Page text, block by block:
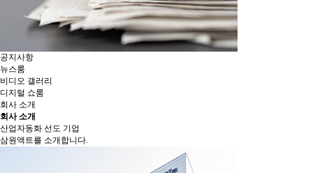
공지사항
뉴스룸
비디오 갤러리
디지털 쇼룸
회사 소개
회사 소개
산업자동화 선도 기업
삼원액트를 소개합니다.